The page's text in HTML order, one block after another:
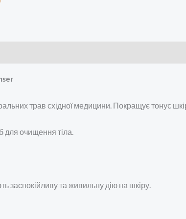
трав східної медицини. Покращує тонус
для очищення тіла.
заспокійливу та живильну дію на шкіру.